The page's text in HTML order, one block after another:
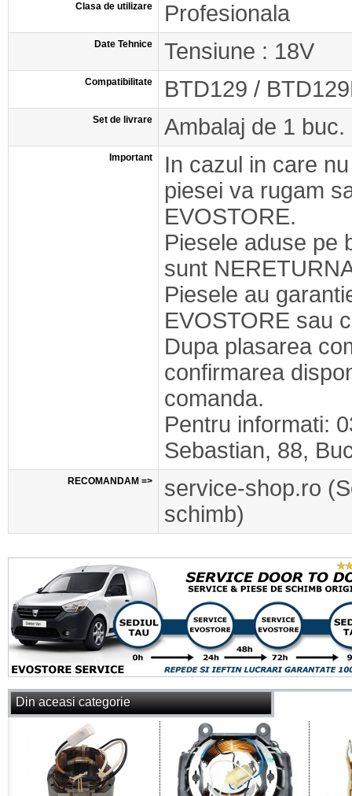
Clasa de utilizare Profesionala
Date Tehnice Tensiune : 18V
Compatibilitate BTD129 /
Set de livrare Ambalaj de 1 buc.
Important
In cazul in care
piesei va rugam
EVOSTORE.
Piesele aduse pe
sunt
Piesele au
EVOSTORE sau
Dupa plasarea
confirmarea
comanda.
Pentru informati:
Sebastian, 88,
RECOMANDAM =>
service-shop.ro
schimb)
Din aceasi categorie